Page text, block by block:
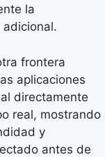
la
frontera
aplicaciones
directamente
real, mostrando
y
antes de